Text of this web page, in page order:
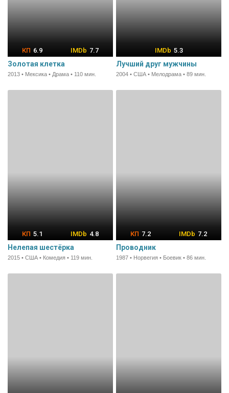
6.9 7.7
Золотая клетка
2013 • Мексика • Драма • 110 мин.
5.3
Лучший друг мужчины
2004 • США • Мелодрама • 89 мин.
5.1 4.8
Нелепая шестёрка
2015 • США • Комедия • 119 мин.
7.2 7.2
Проводник
1987 • Норвегия • Боевик • 86 мин.